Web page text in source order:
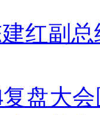
红副
盘大